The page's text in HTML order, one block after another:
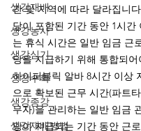
생강재배
생강농사
생강심기
생강수확
생강종강
생강재배방법
간 및 지역에 따라 달라집니
당이 포함된 기간 동안 1시간
는 휴식 시간은 일반 임금 근
당을 지급하기 위해 통합되
하이퍼블릭 알바 8시간 이상
으로 확보된 근무 시간(파트
무자)을 관리하는 일반 임금
당이 지급되는 기간 동안 근